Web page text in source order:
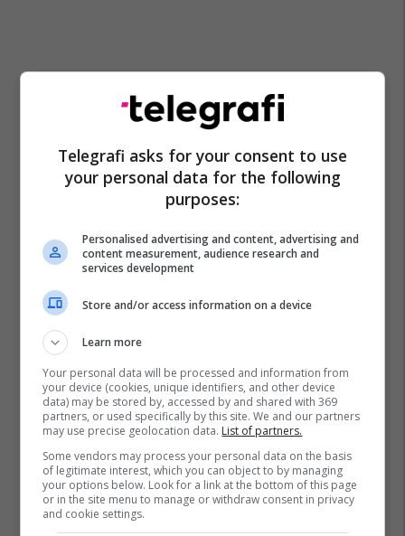
Telegrafi asks for your consent to use
your personal data for the following
purposes:
Personalised advertising and content, advertising and
content measurement, audience research and
services development
Store and/or access information on a device
Learn more
Your personal data will be processed and information from
your device (cookies, unique identifiers, and other device
data) may be stored by, accessed by and shared with 369
partners, or used specifically by this site. We and our partners
may use precise geolocation data. List of partners.
Some vendors may process your personal data on the basis
of legitimate interest, which you can object to by managing
your options below. Look for a link at the bottom of this page
or in the site menu to manage or withdraw consent in privacy
and cookie settings.